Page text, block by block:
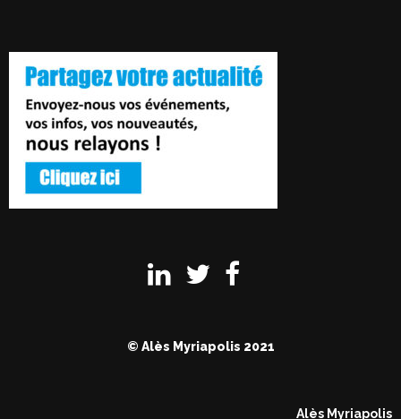
© Alès Myriapolis 2021
Alès Myriapolis